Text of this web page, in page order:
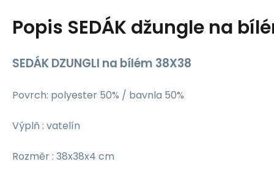
Popis SEDÁK džungle na
SEDÁK DZUNGLI na bílém 38X38
Povrch: polyester 50% / bavnla 50%
Výplň : vatelín
Rozměr : 38x38x4 cm